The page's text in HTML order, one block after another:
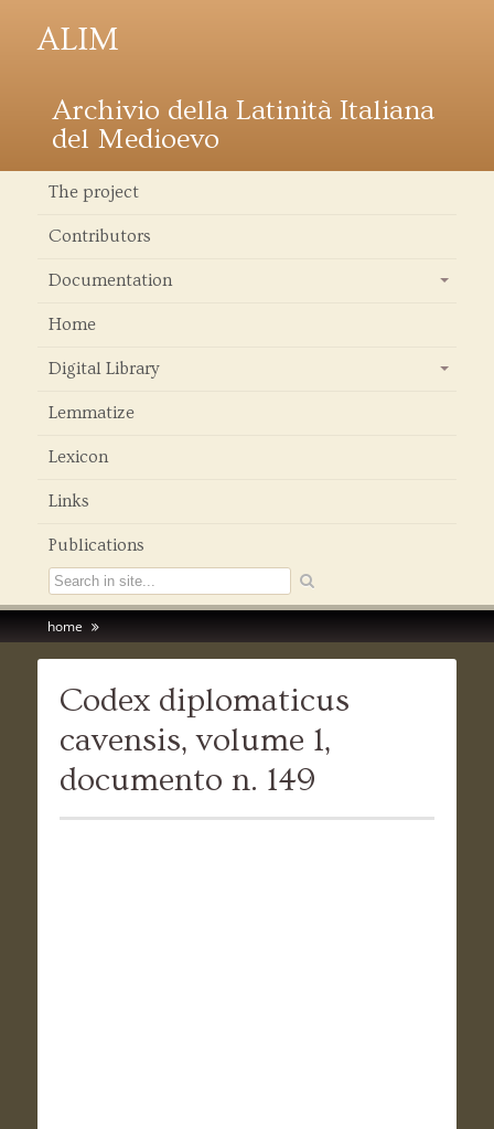
ALIM
Archivio della Latinità Italiana
del Medioevo
The project
Contributors
Documentation
Home
Digital Library
Lemmatize
Lexicon
Links
Publications
home
Codex diplomaticus
cavensis, volume 1,
documento n. 149